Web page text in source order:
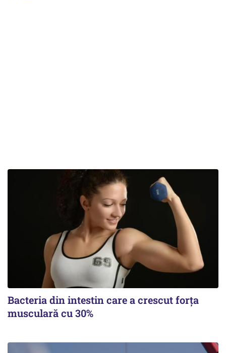
Bacteria din intestin care a crescut forța
musculară cu 30%